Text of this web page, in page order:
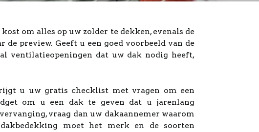
om alles op uw zolder te dekken, evenals de
preview. Geeft u een goed voorbeeld van de
ventilatieopeningen dat uw dak nodig heeft,
u uw gratis checklist met vragen om een
om u een dak te geven dat u jarenlang
vraag dan uw dakaannemer waarom
moet het merk en de soorten